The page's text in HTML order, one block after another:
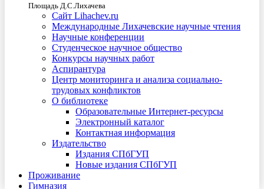
Площадь Д.С.Лихачева
Сайт Lihachev.ru
Международные Лихачевские научные чтения
Научные конференции
Студенческое научное общество
Конкурсы научных работ
Аспирантура
Центр мониторинга и анализа социально-
трудовых конфликтов
О библиотеке
Образовательные Интернет-ресурсы
Электронный каталог
Контактная информация
Издательство
Издания СПбГУП
Новые издания СПбГУП
Проживание
Гимназия